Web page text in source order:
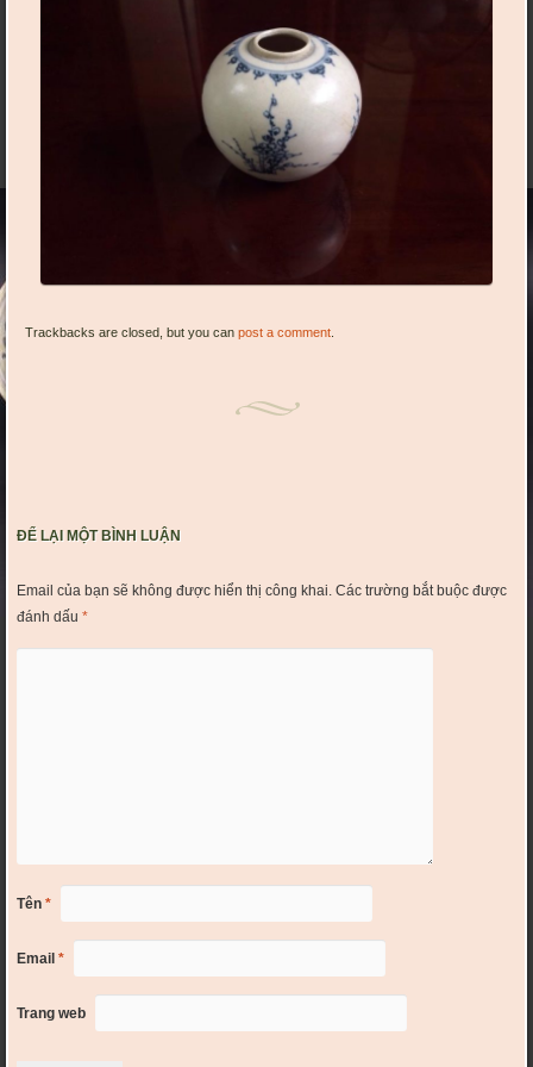
Trackbacks are closed, but you canpost a comment
ĐỂ LẠI MỘT BÌNH LUẬN
Email của bạn sẽ không được hiển thị công khai. Các trường bắt buộc được
đánh dấu *
Tên *
Email *
Trang web